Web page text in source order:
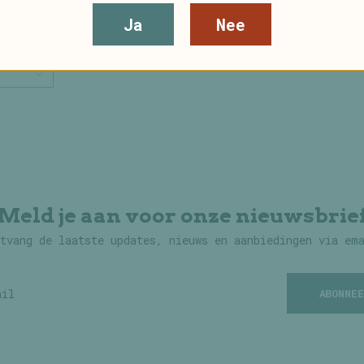
je aan voor onze
de laatste updates, nieuws en aanbiedingen via
Ja Nee